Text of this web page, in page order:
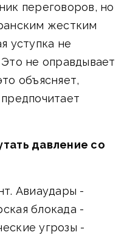
переговоров, но
жестким
уступка не
не оправдывает
объясняет,
давление со
Авиаудары -
блокада -
угрозы -